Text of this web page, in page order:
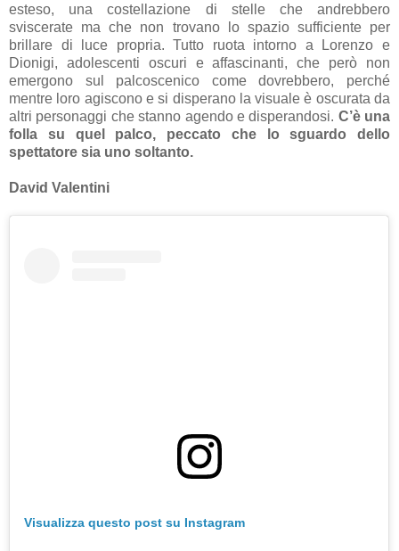
esteso, una costellazione di stelle che andrebbero
sviscerate ma che non trovano lo spazio sufficiente per
brillare di luce propria. Tutto ruota intorno a Lorenzo e
Dionigi, adolescenti oscuri e affascinanti, che però non
emergono sul palcoscenico come dovrebbero, perché
mentre loro agiscono e si disperano la visuale è oscurata da
altri personaggi che stanno agendo e disperandosi. C’è una
folla su quel palco, peccato che lo sguardo dello
spettatore sia uno soltanto.
David Valentini
Visualizza questo post su Instagram